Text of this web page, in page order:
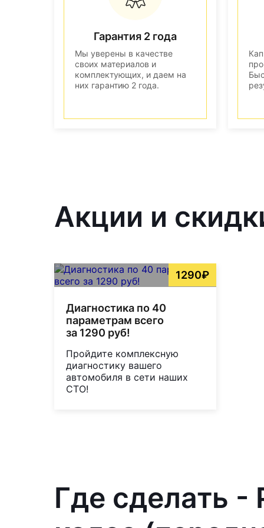
Гарантия 2 года
Мы уверены в качестве
своих материалов и
комплектующих, и даем на
них гарантию 2 года.
Акции и
1290₽
Диагностика по 40
параметрам всего
за 1290 руб!
Пройдите комплексную
диагностику вашего
автомобиля в сети наших
СТО!
Где сделать -